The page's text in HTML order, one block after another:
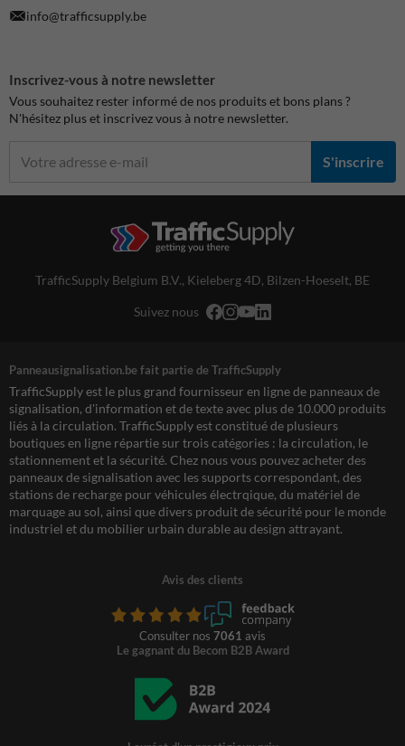
info@trafficsupply.be
Inscrivez-vous à notre newsletter
Vous souhaitez rester informé de nos produits et bons plans ?
N'hésitez plus et inscrivez vous à notre newsletter.
S'inscrire
TrafficSupply Belgium B.V., Kieleberg 4D, Bilzen-Hoeselt, BE
Suivez nous
Panneausignalisation.be fait partie de TrafficSupply
TrafficSupply est le plus grand fournisseur en ligne de panneaux de
signalisation, d'information et de texte avec plus de 10.000 produits
liés à la circulation. TrafficSupply est constitué de plusieurs
boutiques en ligne répartie sur trois catégories : la circulation, le
stationnement et la sécurité. Chez nous vous pouvez acheter des
panneaux de signalisation avec les supports correspondant, des
stations de recharge pour véhicules électrqique, du matériel de
marquage au sol, ainsi que divers produit de sécurité pour le monde
industriel et du mobilier urbain durable au design attrayant.
Avis des clients
Consulter nos 7061 avis
Le gagnant du Becom B2B Award